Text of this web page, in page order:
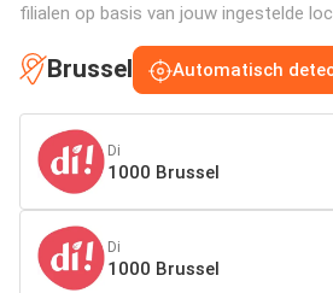
filialen op basis van jouw ingestelde
Brussel Automatisch
Di
1000 Brussel
Di
1000 Brussel